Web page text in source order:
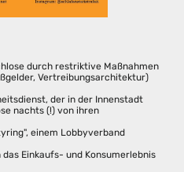
durch restriktive Maßnahmen
Vertreibungsarchitektur)
der in der Innenstadt
nachts (!) von ihren
einem Lobbyverband
Einkaufs- und Konsumerlebnis